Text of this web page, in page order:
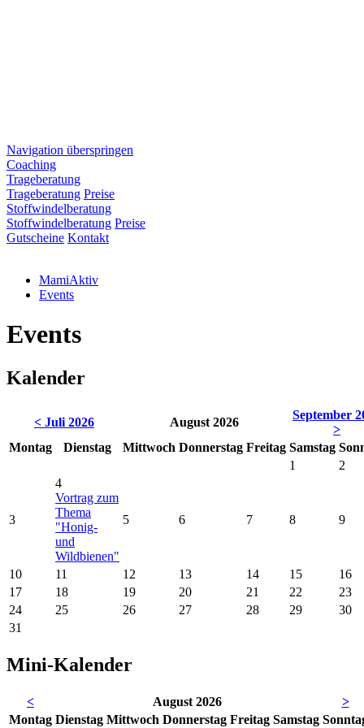
Navigation überspringen
Coaching
Trageberatung
Trageberatung Preise
Stoffwindelberatung
Stoffwindelberatung Preise
Gutscheine Kontakt
MamiAktiv
Events
Events
Kalender
< Juli 2026 August 2026
September
>
Montag Dienstag Mittwoch Donnerstag Freitag Samstag So
1
2
3
4
Vortrag zum
Thema
"Honig-
und
Wildbienen"
5 6 7 8 9
10 11 12 13 14 15
16
17
18 19 20 21 22
23
24
25 26 27 28 29
30
31
Mini-Kalender
< August 2026
>
Montag Dienstag Mittwoch Donnerstag Freitag Samstag So